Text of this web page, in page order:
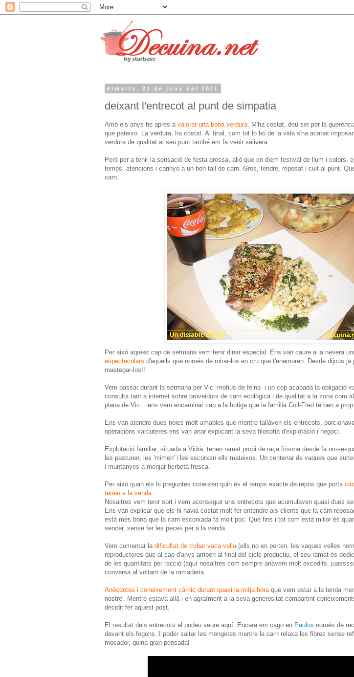
dimarts, 21 de juny del 2011
deixant l'entrecot al punt de simpatia
Amb els anys he aprés a valorar una bona verdura . M'ha costat, deu ser per la
que pateixo. La verdura, ha costat. Al final, com tot lo bó de la vida s'ha acabat
verdura de qualitat al seu punt també em fa venir salivera.
Però per a tenir la sensació de festa grossa, alló que en diem festival de llum i colors,
temps, atencions i carinyo a un bon tall de carn. Gros, tendre, reposat i cuit al punt.
carn.
Per això aquest cap de setmana vem tenir dinar especial: Ens van caure a la nevera
espectaculars d'aquells que només de mirar-los en cru que t'enamoren. Desde dijous
mastegar-los!!
Vem passar durant la setmana per Vic -motius de feina- i un cop acabada la obligació
consulta tant a internet sobre proveidors de carn ecològica i de qualitat a la zona com
plana de Vic... ens vem encaminar cap a la botiga que la familia Coll-Fred té ben a
Ens van atendre dues noies molt amables que mentre tallàven els entrecots,
operacions xarcuteres ens van anar explicant la seva filosofia d'explotació i negoci.
Explotació familiar, situada a Vidrà, tenen ramat propi de raça frisona desde fa no-se-
les pasturen, les 'mimen' i les escorxen ells mateixos. Un centenar de vaques que
i muntanyes a menjar herbeta fresca.
Per això quan els hi preguntes coneixen quin és el temps exacte de repós que porta
tenen a la venda.
Nosaltres vem tenir sort i vem aconseguir uns entrecots que acumulaven quasi dues
Ens van explicar que els hi havia costat molt fer entendre als clients que la carn
està més bona que la carn escorxada fa molt poc. Que fins i tot com està millor és
sencer, sense fer les peces per a la venda.
Vem comentar la dificultat de trobar vaca vella (ells no en porten, les vaques velles
reproductores que al cap d'anys arriben al final del cicle productiu, el seu ramat és
de les quantitats per racció (aquí nosaltres com sempre anàvem molt excedits,
conversa al voltant de la ramaderia.
Anécdotes i coneixement càrnic durant quasi la mitja hora que vem estar a la tenda
nostre'. Mentre estava allà i en agraïment a la seva generositat compartint
decidit fer aquest post.
El resultat dels entrecots el podeu veure aquí. Encara em cago en Paulov només de
davant els fogons. I poder saltar les mongetes mentre la carn relaxa les fibres sense
mocador, quina gran pensada!